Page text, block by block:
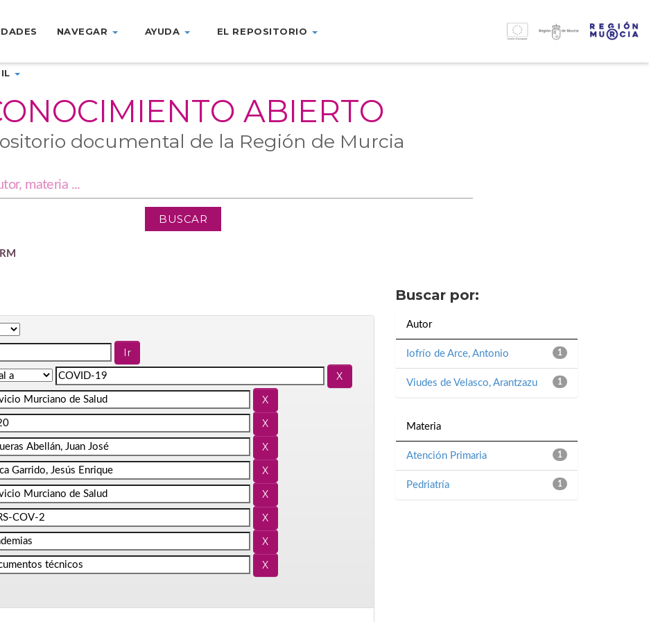
NAVEGAR AYUDA EL REPOSITORIO
ABIERTO
documental de la Región de Murcia
Buscar por:
Autor
1
Iofrío de Arce, Antonio
1
Viudes de Velasco, Arantzazu
Materia
1
Atención Primaria
1
Pedriatría